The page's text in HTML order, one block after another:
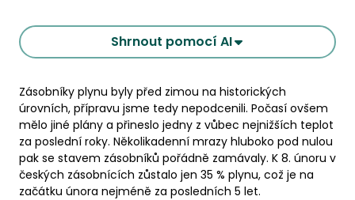
Shrnout pomocí AI
Zásobníky plynu byly před zimou na historických
úrovních, přípravu jsme tedy nepodcenili. Počasí ovšem
mělo jiné plány a přineslo jedny z vůbec nejnižších teplot
za poslední roky. Několikadenní mrazy hluboko pod nulou
pak se stavem zásobníků pořádně zamávaly. K 8. únoru v
českých zásobnících zůstalo jen 35 % plynu, což je na
začátku února nejméně za posledních 5 let.